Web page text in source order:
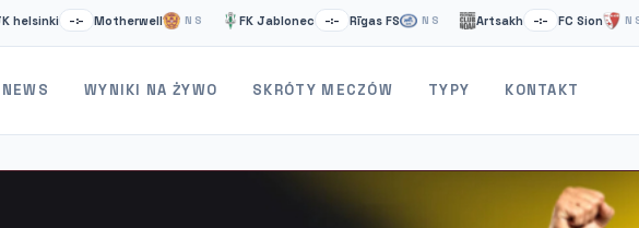
–:– Motherwell NS FK Jablonec –:– Rīgas FS NS Artsakh –:– FC Sion NS
NEWS WYNIKI NA ŻYWO SKRÓTY MECZÓW TYPY KONTAKT